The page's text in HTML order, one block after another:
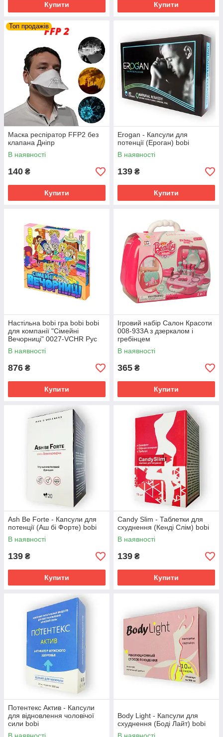
Купити Купити
Топ продажів
Маска респіратор FFP2 без
клапана Дніпр
В наявності
140 ₴
Купити
Erogan - Капсули для
потенції (Ероган) bobi
В наявності
139 ₴
Купити
Настільна bobi гра bobi bobi
для компанії "Сімейні
Вечорниці" 0027-VCHR Рус
В наявності
876 ₴
Купити
Ігровий набір Салон Красоти
008-933A з дзеркалом і
гребінцем
В наявності
365 ₴
Купити
Ash Be Forte - Капсули для
потенції (Аш бі Форте) bobi
В наявності
139 ₴
Купити
Сandy Slim - Таблетки для
схуднення (Кенді Слім) bobi
В наявності
139 ₴
Купити
Потентекс Актив - Капсули
для відновлення чоловічої
сили bobi
Body Light - Капсули для
схуднення (Боді Лайт) bobi